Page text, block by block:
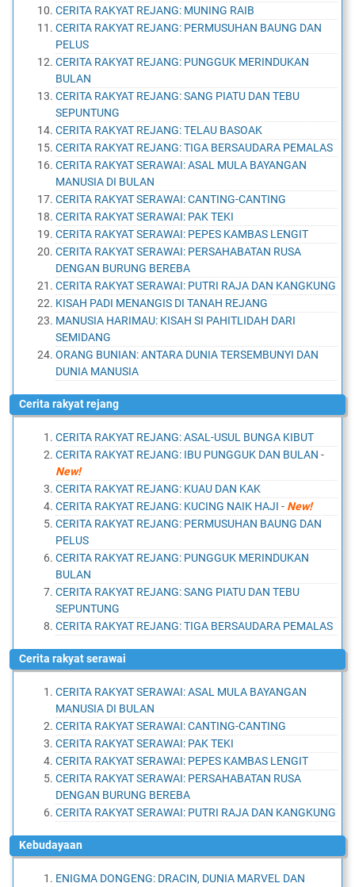
CERITA RAKYAT REJANG: MUNING RAIB
CERITA RAKYAT REJANG: PERMUSUHAN BAUNG DAN
PELUS
CERITA RAKYAT REJANG: PUNGGUK MERINDUKAN
BULAN
CERITA RAKYAT REJANG: SANG PIATU DAN TEBU
SEPUNTUNG
CERITA RAKYAT REJANG: TELAU BASOAK
CERITA RAKYAT REJANG: TIGA BERSAUDARA PEMALAS
CERITA RAKYAT SERAWAI: ASAL MULA BAYANGAN
MANUSIA DI BULAN
CERITA RAKYAT SERAWAI: CANTING-CANTING
CERITA RAKYAT SERAWAI: PAK TEKI
CERITA RAKYAT SERAWAI: PEPES KAMBAS LENGIT
CERITA RAKYAT SERAWAI: PERSAHABATAN RUSA
DENGAN BURUNG BEREBA
CERITA RAKYAT SERAWAI: PUTRI RAJA DAN KANGKUNG
KISAH PADI MENANGIS DI TANAH REJANG
MANUSIA HARIMAU: KISAH SI PAHITLIDAH DARI
SEMIDANG
ORANG BUNIAN: ANTARA DUNIA TERSEMBUNYI DAN
DUNIA MANUSIA
cerita rakyat rejang
CERITA RAKYAT REJANG: ASAL-USUL BUNGA KIBUT
CERITA RAKYAT REJANG: IBU PUNGGUK DAN BULAN -
New!
CERITA RAKYAT REJANG: KUAU DAN KAK
CERITA RAKYAT REJANG: KUCING NAIK HAJI - New!
CERITA RAKYAT REJANG: PERMUSUHAN BAUNG DAN
PELUS
CERITA RAKYAT REJANG: PUNGGUK MERINDUKAN
BULAN
CERITA RAKYAT REJANG: SANG PIATU DAN TEBU
SEPUNTUNG
CERITA RAKYAT REJANG: TIGA BERSAUDARA PEMALAS
cerita rakyat serawai
CERITA RAKYAT SERAWAI: ASAL MULA BAYANGAN
MANUSIA DI BULAN
CERITA RAKYAT SERAWAI: CANTING-CANTING
CERITA RAKYAT SERAWAI: PAK TEKI
CERITA RAKYAT SERAWAI: PEPES KAMBAS LENGIT
CERITA RAKYAT SERAWAI: PERSAHABATAN RUSA
DENGAN BURUNG BEREBA
CERITA RAKYAT SERAWAI: PUTRI RAJA DAN KANGKUNG
kebudayaan
ENIGMA DONGENG: DRACIN, DUNIA MARVEL DAN